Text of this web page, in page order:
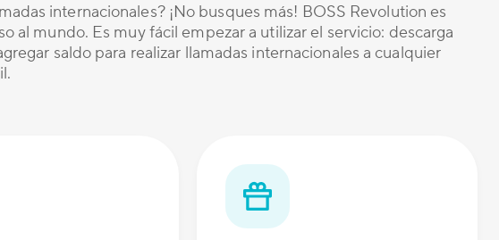
internacionales? ¡No busques más! BOSS Revolution es
al mundo. Es muy fácil empezar a utilizar el servicio: descarga
saldo para realizar llamadas internacionales a cualquier